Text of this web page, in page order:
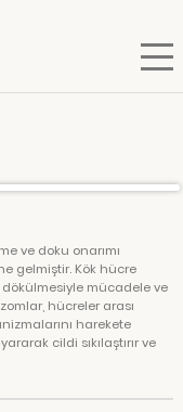
ve doku onarımı
gelmiştir. Kök hücre
mücadele ve
hücreler arası
harekete
cildi sıkılaştırır ve